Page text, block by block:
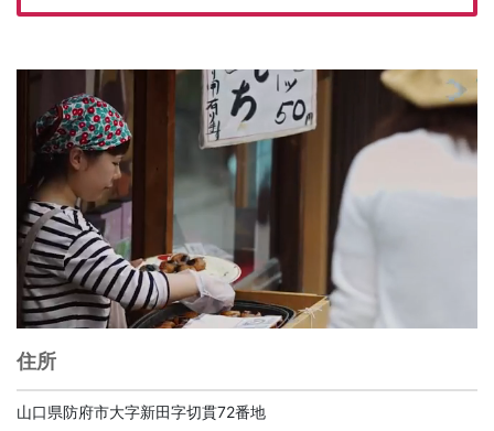
住所
山口県防府市大字新田字切貫72番地